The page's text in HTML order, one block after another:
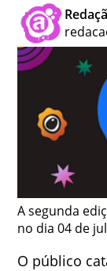
A segunda
no dia 04 de
O público